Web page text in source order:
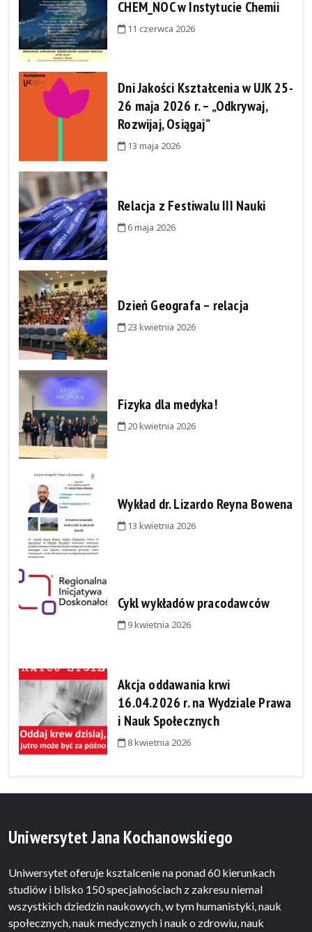
CHEM_NOC w Instytucie Chemii
11 czerwca 2026
Dni Jakości Kształcenia w UJK 25-
26 maja 2026 r. – „Odkrywaj,
Rozwijaj, Osiągaj”
13 maja 2026
Relacja z Festiwalu III Nauki
6 maja 2026
Dzień Geografa – relacja
23 kwietnia 2026
Fizyka dla medyka!
20 kwietnia 2026
Wykład dr. Lizardo Reyna Bowena
13 kwietnia 2026
Cykl wykładów pracodawców
9 kwietnia 2026
Akcja oddawania krwi
16.04.2026 r. na Wydziale Prawa
i Nauk Społecznych
8 kwietnia 2026
Uniwersytet Jana Kochanowskiego
Uniwersytet oferuje ksztalcenie na ponad 60 kierunkach
studiów i blisko 150 specjalnościach z zakresu niemal
wszystkich dziedzin naukowych, w tym humanistyki, nauk
społecznych, nauk medycznych i nauk o zdrowiu, nauk